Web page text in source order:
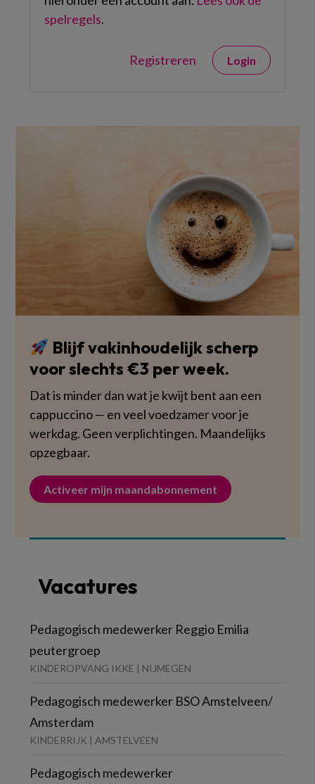
spelregels.
Registreren Login
Blijf vakinhoudelijk scherp
voor slechts €3 per week.
Dat is minder dan wat je kwijt bent aan een
cappuccino — en veel voedzamer voor je
werkdag. Geen verplichtingen. Maandelijks
opzegbaar.
Activeer mijn maandabonnement
Vacatures
Pedagogisch medewerker Reggio Emilia
peutergroep
KINDEROPVANG IKKE | NIJMEGEN
Pedagogisch medewerker BSO Amstelveen/
Amsterdam
KINDERRIJK | AMSTELVEEN
Pedagogisch medewerker